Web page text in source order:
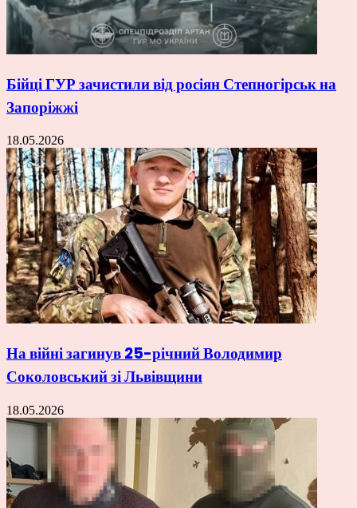
Бійці ГУР зачистили від росіян Степногірськ на
Запоріжжі
18.05.2026
На війні загинув 25-річний Володимир
Соколовський зі Львівщини
18.05.2026